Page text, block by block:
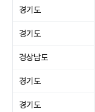
경기도
경기도
경상남도
경기도
경기도